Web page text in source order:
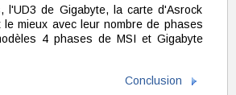
l'UD3 de Gigabyte, la carte d'Asrock
mieux avec leur nombre de phases
4 phases de MSI et Gigabyte
Conclusion